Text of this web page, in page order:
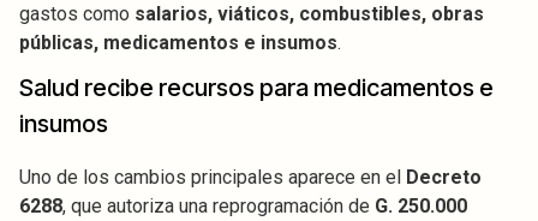
gastos como salarios, viáticos, combustibles, obras
públicas, medicamentos e insumos.
Salud recibe recursos para medicamentos e
insumos
Uno de los cambios principales aparece en el Decreto
6288, que autoriza una reprogramación de G. 250.000